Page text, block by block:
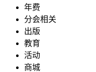
年费
分会相关
出版
教育
活动
商城